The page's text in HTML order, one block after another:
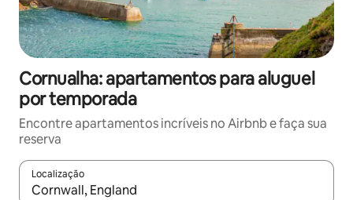
Cornualha: apartamentos para aluguel
por temporada
Encontre apartamentos incríveis no Airbnb e faça sua
reserva
Localização
Quando os resultados estiverem disponíveis, explore-os